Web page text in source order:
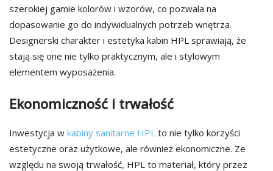
szerokiej gamie kolorów i wzorów, co pozwala na
dopasowanie go do indywidualnych potrzeb wnętrza.
Designerski charakter i estetyka kabin HPL sprawiają, że
stają się one nie tylko praktycznym, ale i stylowym
elementem wyposażenia.
Ekonomiczność i trwałość
Inwestycja w kabiny sanitarne HPL to nie tylko korzyści
estetyczne oraz użytkowe, ale również ekonomiczne. Ze
względu na swoją trwałość, HPL to materiał, który przez